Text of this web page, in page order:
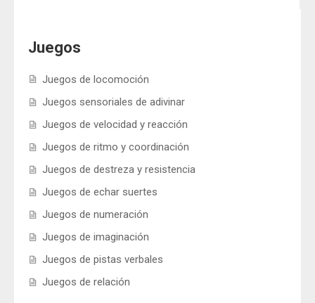
Juegos de echar suertes
Juegos de numeración
Juegos de imaginación
Juegos de pistas verbales
Juegos de relación
Documentos
Juegos
Juegos de locomoción
Juegos sensoriales de adivinar
Juegos de velocidad y reacción
Juegos de ritmo y coordinación
Juegos de destreza y resistencia
Juegos de echar suertes
Juegos de numeración
Juegos de imaginación
Juegos de pistas verbales
Juegos de relación